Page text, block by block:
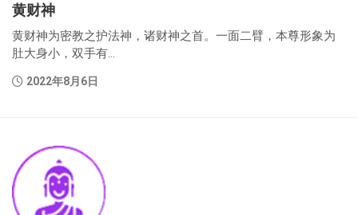
黄财神
黄财神为密教之护法神，诸财神之首。一面二臂，本尊形象为
肚大身小，双手有...
2022年8月6日